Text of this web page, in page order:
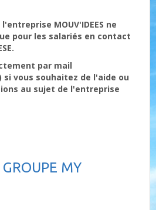
MOUV'IDEES ne
pour les salariés en contact
par mail
si vous souhaitez de l'aide ou
au sujet de l'entreprise
MY